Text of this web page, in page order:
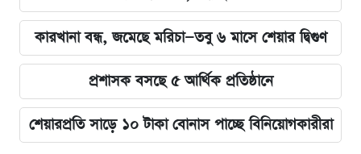
কারখানা বন্ধ, জমেছে মরিচা—তবু ৬ মাসে শেয়ার দ্বিগুণ
প্রশাসক বসছে ৫ আর্থিক প্রতিষ্ঠানে
শেয়ারপ্রতি সাড়ে ১০ টাকা বোনাস পাচ্ছে বিনিয়োগকারীরা